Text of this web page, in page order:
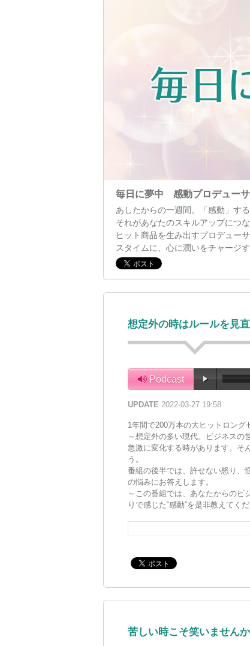
毎日に夢中 感動プロデュー
あしたからの一週間。「感動」す
それがあなたのスキルアップにつな
ヒット商品を生み出すプロデュー
スタイムに、心に潤いをチャージ
想定外の時はルールを見
Podcast
UPDATE 2022-03-27 19:58
1年間で200万本の大ヒットロン
～想定外の多い現代。ビジネスの
急激に変化する時があります。そ
う。
番組の後半では、許せない怒り、
の悩みにお答えします。
～この番組では、あなたからのビ
りで感じた“感動”を是非教えてく
苦しい時こそ笑いませんか